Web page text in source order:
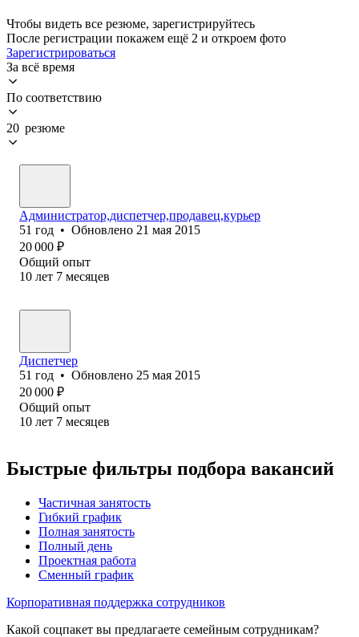
Чтобы видеть все резюме, зарегистрируйтесь
После регистрации покажем ещё 2 и откроем фото
Зарегистрироваться
За всё время
По соответствию
20 резюме
Администратор,диспетчер,продавец,курьер
51 год • Обновлено 21 мая 2015
20 000 ₽
Общий опыт
10 лет 7 месяцев
Диспетчер
51 год • Обновлено 25 мая 2015
20 000 ₽
Общий опыт
10 лет 7 месяцев
Быстрые фильтры подбора вакансий
Частичная занятость
Гибкий график
Полная занятость
Полный день
Проектная работа
Сменный график
Корпоративная поддержка сотрудников
Какой соцпакет вы предлагаете семейным сотрудникам?